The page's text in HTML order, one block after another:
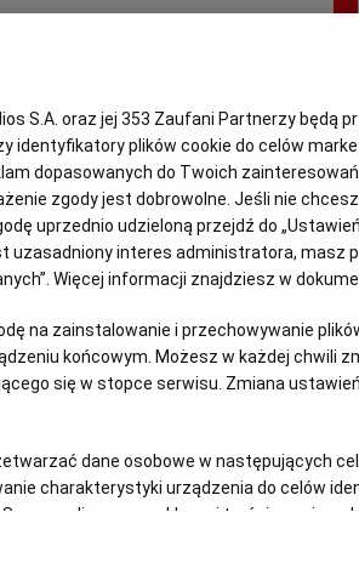
i dinozaury - nie przegap!
bohaterów Psiego Patrolu w
S.A. oraz jej 353 Zaufani Partnerzy będą
identyfikatory plików cookie do celów
dopasowanych do Twoich
zgody jest dobrowolne. Jeśli nie
uprzednio udzieloną przejdź do
interes administratora, masz
Więcej informacji znajdziesz w
na zainstalowanie i przechowywanie
końcowym. Możesz w każdej chwili
się w stopce serwisu. Zmiana
dane osobowe w następujących
charakterystyki urządzenia do celów
reklamy i treści, pomiar